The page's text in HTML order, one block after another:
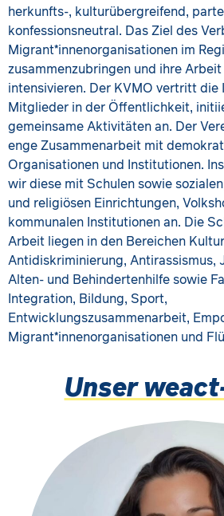
herkunfts-, kulturübergreifend,
konfessionsneutral. Das Ziel des
Migrant*innenorganisationen im
zusammenzubringen und ihre
intensivieren. Der KVMO vertritt die
Mitglieder in der Öffentlichkeit,
gemeinsame Aktivitäten an. Der
enge Zusammenarbeit mit
Organisationen und Institutionen.
wir diese mit Schulen sowie
und religiösen Einrichtungen,
kommunalen Institutionen an. Die
Arbeit liegen in den Bereichen
Antidiskriminierung, Antirassismus,
Alten- und Behindertenhilfe sowie
Integration, Bildung, Sport,
Entwicklungszusammenarbeit,
Migrant*innenorganisationen und
Unser